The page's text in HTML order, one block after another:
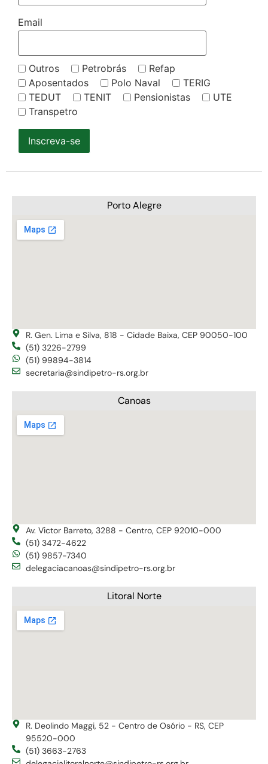
Email
Outros Petrobrás
Refap
Aposentados
Polo Naval
TERIG
TEDUT
TENIT Pensionistas
UTE
Transpetro
Inscreva-se
Porto Alegre
R. Gen. Lima e Silva, 818 - Cidade Baixa, CEP 90050-100
(51) 3226-2799
(51) 99894-3814
secretaria@sindipetro-rs.org.br
Canoas
Av. Victor Barreto, 3288 - Centro, CEP 92010-000
(51) 3472-4622
(51) 9857-7340
delegaciacanoas@sindipetro-rs.org.br
Litoral Norte
R. Deolindo Maggi, 52 - Centro de Osório - RS, CEP
95520-000
(51) 3663-2763